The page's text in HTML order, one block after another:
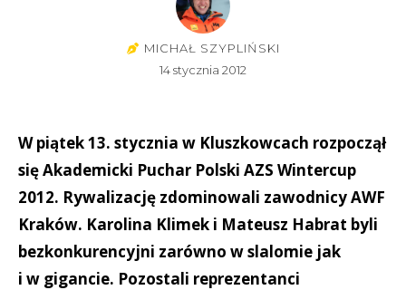
MICHAŁ SZYPLIŃSKI
14 stycznia 2012
W piątek 13. stycznia w Kluszkowcach rozpoczął
się Akademicki Puchar Polski AZS Wintercup
2012. Rywalizację zdominowali zawodnicy AWF
Kraków. Karolina Klimek i Mateusz Habrat byli
bezkonkurencyjni zarówno w slalomie jak
i w gigancie. Pozostali reprezentanci